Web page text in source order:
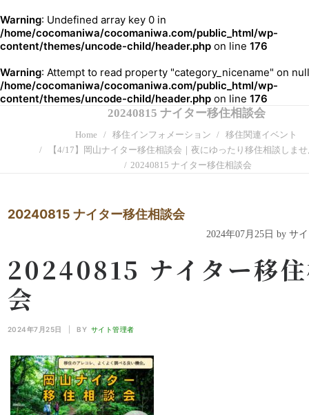
Warning: Undefined array key 0 in
/home/cocomaniwa/cocomaniwa.com/public_html/wp-
content/themes/uncode-child/header.php on line 176
Warning: Attempt to read property "category_nicename" on
/home/cocomaniwa/cocomaniwa.com/public_html/wp-
content/themes/uncode-child/header.php on line 176
20240815 ナイター移住相談会
Home 移住インフォメーション
移住関連イベント
【4/17】岡山ナイター移住相談会｜夜にゆったり移住相談しま
20240815 ナイター移住相談会
20240815 ナイター移住相談会
2024年07月25日 by サ
20240815 ナイター移
会
2024年7月25日 BY サイト管理者